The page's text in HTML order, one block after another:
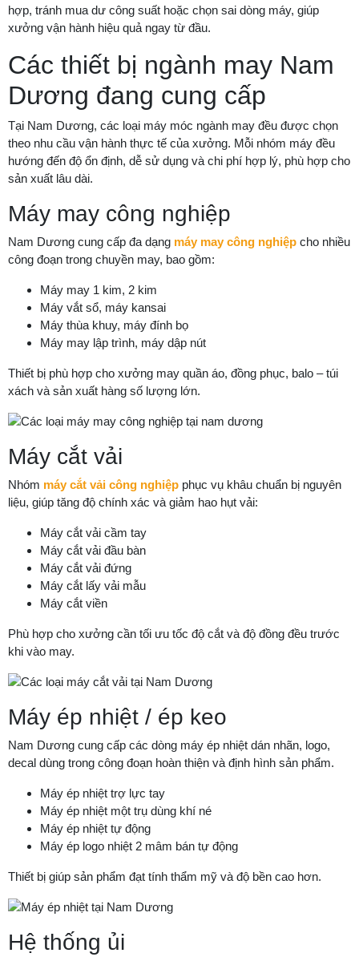
hợp, tránh mua dư công suất hoặc chọn sai dòng máy, giúp
xưởng vận hành hiệu quả ngay từ đầu.
Các thiết bị ngành may Nam
Dương đang cung cấp
Tại Nam Dương, các loại máy móc ngành may đều được chọn
theo nhu cầu vận hành thực tế của xưởng. Mỗi nhóm máy đều
hướng đến độ ổn định, dễ sử dụng và chi phí hợp lý, phù hợp cho
sản xuất lâu dài.
Máy may công nghiệp
Nam Dương cung cấp đa dạng máy may công nghiệp cho nhiều
công đoạn trong chuyền may, bao gồm:
Máy may 1 kim, 2 kim
Máy vắt sổ, máy kansai
Máy thùa khuy, máy đính bọ
Máy may lập trình, máy dập nút
Thiết bị phù hợp cho xưởng may quần áo, đồng phục, balo – túi
xách và sản xuất hàng số lượng lớn.
Máy cắt vải
Nhóm máy cắt vải công nghiệp phục vụ khâu chuẩn bị nguyên
liệu, giúp tăng độ chính xác và giảm hao hụt vải:
Máy cắt vải cầm tay
Máy cắt vải đầu bàn
Máy cắt vải đứng
Máy cắt lấy vải mẫu
Máy cắt viền
Phù hợp cho xưởng cần tối ưu tốc độ cắt và độ đồng đều trước
khi vào may.
Máy ép nhiệt / ép keo
Nam Dương cung cấp các dòng máy ép nhiệt dán nhãn, logo,
decal dùng trong công đoạn hoàn thiện và định hình sản phẩm.
Máy ép nhiệt trợ lực tay
Máy ép nhiệt một trụ dùng khí né
Máy ép nhiệt tự động
Máy ép logo nhiệt 2 mâm bán tự động
Thiết bị giúp sản phẩm đạt tính thẩm mỹ và độ bền cao hơn.
Hệ thống ủi